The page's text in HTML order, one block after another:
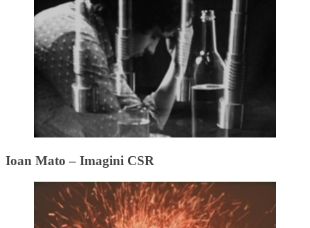
Ioan Mato – Imagini CSR